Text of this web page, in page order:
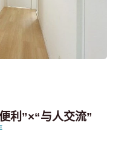
利”×“与人交流”